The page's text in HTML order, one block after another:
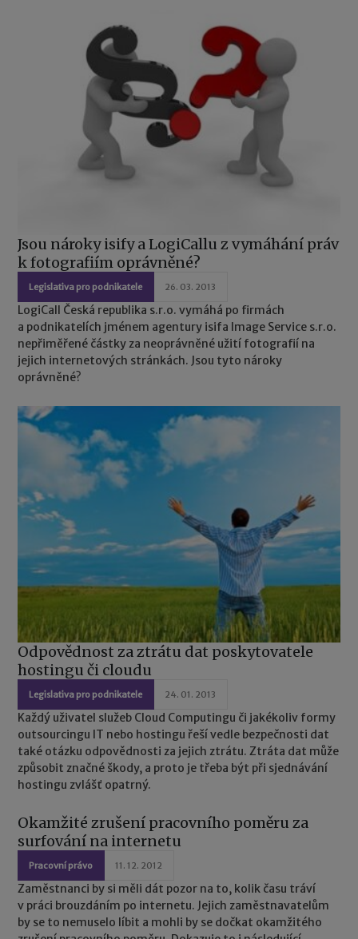
Jsou nároky isify a LogiCallu z vymáhání práv
k fotografiím oprávněné?
Legislativa pro podnikatele 26. 03. 2013
LogiCall Česká republika s.r.o. vymáhá po firmách
a podnikatelích jménem agentury isifa Image Service s.r.o.
nepřiměřené částky za neoprávněné užití fotografií na
jejich internetových stránkách. Jsou tyto nároky
oprávněné?
Odpovědnost za ztrátu dat poskytovatele
hostingu či cloudu
Legislativa pro podnikatele 24. 01. 2013
Každý uživatel služeb Cloud Computingu či jakékoliv formy
outsourcingu IT nebo hostingu řeší vedle bezpečnosti dat
také otázku odpovědnosti za jejich ztrátu. Ztráta dat může
způsobit značné škody, a proto je třeba být při sjednávání
hostingu zvlášť opatrný.
Okamžité zrušení pracovního poměru za
surfování na internetu
Pracovní právo 11. 12. 2012
Zaměstnanci by si měli dát pozor na to, kolik času tráví
v práci brouzdáním po internetu. Jejich zaměstnavatelům
by se to nemuselo líbit a mohli by se dočkat okamžitého